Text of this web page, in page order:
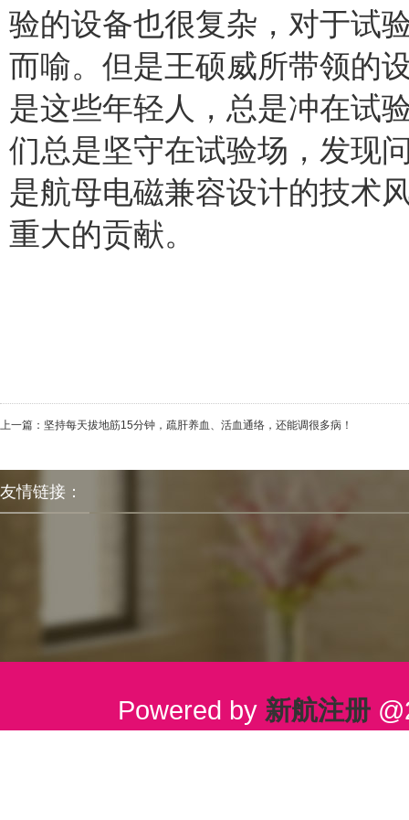
验的设备也很复杂，对于试
而喻。但是王硕威所带领的
是这些年轻人，总是冲在试
们总是坚守在试验场，发现
是航母电磁兼容设计的技术
重大的贡献。
上一篇： 坚持每天拔地筋15分钟，疏肝养血、活血通络，还能调很多病！
友情链接：
Powered by 新航注册